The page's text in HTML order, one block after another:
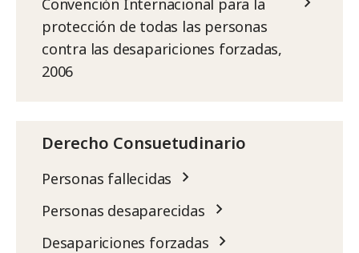
Convención Internacional para la
protección de todas las personas
contra las desapariciones forzadas,
2006
Derecho Consuetudinario
Personas fallecidas
Personas desaparecidas
Desapariciones forzadas